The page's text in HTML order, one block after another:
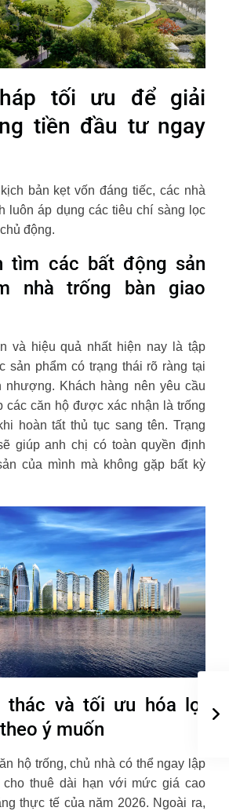
tối ưu để giải
tiền đầu tư ngay
bản kẹt vốn đáng tiếc, các nhà
luôn áp dụng các tiêu chí sàng lọc
động.
tìm các bất động sản
nhà trống bàn giao
và hiệu quả nhất hiện nay là tập
sản phẩm có trạng thái rõ ràng tại
nhượng. Khách hàng nên yêu cầu
các căn hộ được xác nhận là trống
hoàn tất thủ tục sang tên. Trạng
giúp anh chị có toàn quyền định
của mình mà không gặp bất kỳ
thác và tối ưu hóa lợi
ý muốn
hộ trống, chủ nhà có thể ngay lập
thuê dài hạn với mức giá cao
thực tế của năm 2026. Ngoài ra,